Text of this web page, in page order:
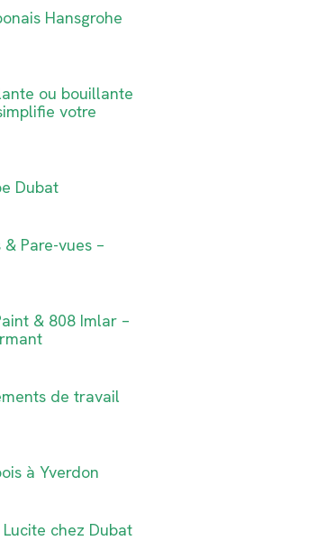
Hansgrohe
ou bouillante
votre
Dubat
Pare-vues –
& 808 Imlar –
de travail
à Yverdon
chez Dubat